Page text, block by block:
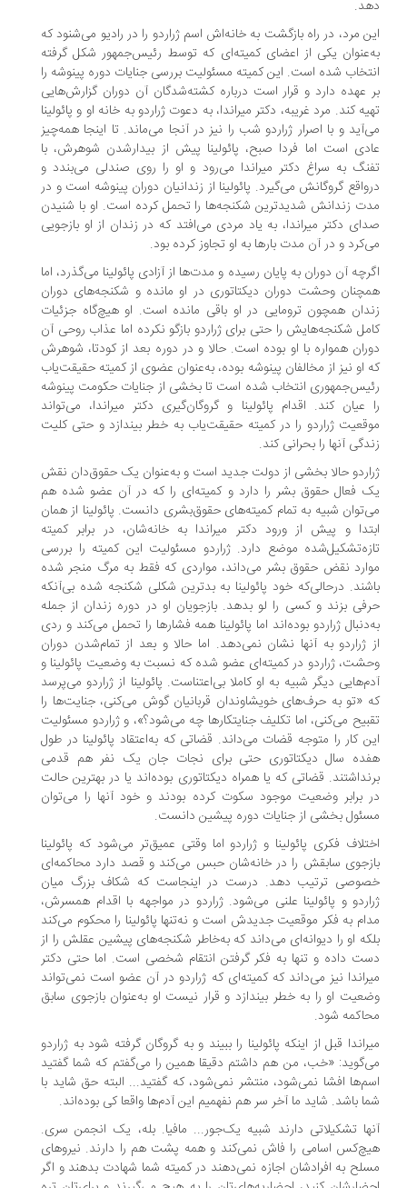
مرد، در راه بازگشت به خانه‌اش اسم ژراردو را در رادیو می‌شنود که
یکی از اعضای کمیته‌ای که توسط رئیس‌جمهور شکل گرفته
شده است. این کمیته مسئولیت بررسی جنایات دوره پینوشه را
عهده دارد و قرار است درباره کشته‌شدگان آن دوران گزارش‌هایی
کند. مرد غریبه، دکتر میراندا، به دعوت ژراردو به خانه او و پائولینا
و با اصرار ژراردو شب را نیز در آنجا می‌ماند. تا اینجا همه‌چیز
است اما فردا صبح، پائولینا پیش از بیدار‌شدن شوهرش، با
به سراغ دکتر میراندا می‌رود و او را روی صندلی می‌بندد و
گروگانش می‌گیرد. پائولینا از زندانیان دوران پینوشه است و در
زندانش شدیدترین شکنجه‌ها را تحمل کرده است. او با شنیدن
دکتر میراندا، به یاد مردی می‌افتد که در زندان از او بازجویی
و در آن مدت بارها به او تجاوز کرده بود.
آن دوران به پایان رسیده و مدت‌ها از آزادی پائولینا می‌گذرد، اما
وحشت دوران دیکتاتوری در او مانده و شکنجه‌های دوران
همچون ترومایی در او باقی مانده است. او هیچ‌گاه جزئیات
شکنجه‌هایش را حتی برای ژراردو بازگو نکرده اما عذاب روحی آن
همواره با او بوده است. حالا و در دوره بعد از کودتا، شوهرش
او نیز از مخالفان پینوشه بوده، به‌عنوان عضوی از کمیته حقیقت‌یاب
انتخاب شده است تا بخشی از جنایات حکومت پینوشه
عیان کند. اقدام پائولینا و گروگان‌گیری دکتر میراندا، می‌تواند
ژراردو را در کمیته حقیقت‌یاب به‌ خطر بیندازد و حتی کلیت
آنها را بحرانی کند.
حالا بخشی از دولت جدید است و به‌عنوان یک حقوق‌دان نقش
فعال حقوق‌ بشر را دارد و کمیته‌ای را که در آن عضو شده هم
شبیه به تمام کمیته‌های حقوق‌بشری دانست. پائولینا از همان
و پیش از ورود دکتر میراندا به خانه‌شان، در برابر کمیته‌
موضع دارد. ژراردو مسئولیت این کمیته را بررسی
نقض حقوق ‌بشر می‌داند، مواردی که فقط به مرگ منجر شده
درحالی‌که خود پائولینا به بدترین شکلی شکنجه شده بی‌آنکه
بزند و کسی را لو بدهد. بازجویان او در دوره زندان از جمله
ژراردو بوده‌اند اما پائولینا همه فشارها را تحمل می‌کند و ردی
ژراردو به آنها نشان نمی‌دهد. اما حالا و بعد از تمام‌شدن دوران
ژراردو در کمیته‌ای عضو شده که نسبت به وضعیت پائولینا و
دیگر شبیه به او کاملا بی‌اعتناست. پائولینا از ژراردو می‌پرسد
«تو به حرف‌های خویشاوندان قربانیان گوش می‌کنی، جنایت‌ها را
می‌کنی، اما تکلیف جنایتکارها چه می‌شود؟»، و ژراردو مسئولیت
کار را متوجه قضات می‌داند. قضاتی که به‌اعتقاد پائولینا در طول
سال دیکتاتوری حتی برای نجات جان یک نفر هم قدمی
قضاتی که یا همراه دیکتاتوری بوده‌‌اند یا در بهترین حالت
برابر وضعیت موجود سکوت کرده بودند و خود آنها را می‌توان
بخشی از جنایات دوره پیشین دانست.
فکری پائولینا و ژراردو اما وقتی عمیق‌تر می‌شود که پائولینا
سابقش را در خانه‌شان حبس می‌کند و قصد دارد محاکمه‌ای
ترتیب دهد. درست در اینجاست که شکاف بزرگ میان
و پائولینا علنی می‌شود. ژراردو در مواجهه با اقدام همسرش،
به فکر موقعیت‌ جدیدش است و نه‌تنها پائولینا را محکوم می‌کند
او را دیوانه‌ای می‌داند که به‌خاطر شکنجه‌های پیشین عقلش را از
داده و تنها به فکر گرفتن انتقام شخصی است. اما حتی دکتر
نیز می‌داند که کمیته‌ای که ژراردو در آن عضو است نمی‌تواند
او را به خطر بیندازد و قرار نیست او به‌عنوان بازجوی سابق
شود.
قبل از اینکه پائولینا را ببیند و به گروگان گرفته شود به ژراردو
«خب، من هم داشتم دقیقا همین را می‌گفتم که شما گفتید
افشا نمی‌شود، منتشر نمی‌شود، که گفتید... البته حق شاید با
باشد. شاید ما آخر سر هم نفهمیم این آدم‌ها واقعا کی بوده‌اند.
تشکیلاتی دارند شبیه یک‌جور... مافیا. بله، یک انجمن سری.
اسامی را فاش نمی‌کند و همه پشت هم را دارند. نیروهای
به افرادشان اجازه نمی‌دهند در کمیته شما شهادت بدهند و اگر